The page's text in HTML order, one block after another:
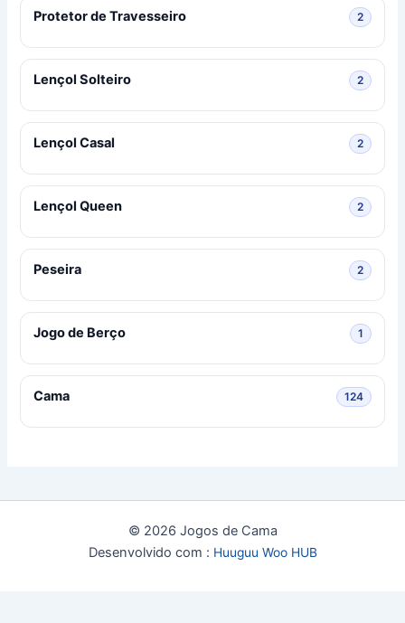
Protetor de Travesseiro 22
Lençol Solteiro 22
Lençol Casal 22
Lençol Queen 22
Peseira 22
Jogo de Berço 11
Cama 124124
© 2026 Jogos de Cama
Desenvolvido com : Huuguu Woo HUB